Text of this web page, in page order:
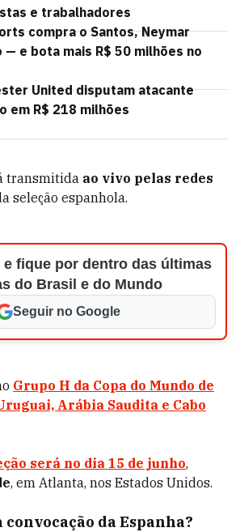
e trabalhadores
compra o Santos, Neymar
e bota mais R$ 50 milhões no
United disputam atacante
em R$ 218 milhões
transmitida ao vivo pelas redes
seleção espanhola.
e fique por dentro das últimas
do Brasil e do Mundo
Seguir no Google
Grupo H da Copa do Mundo de
Arábia Saudita e Cabo
será no dia 15 de junho,
, em Atlanta, nos Estados Unidos.
da Espanha?